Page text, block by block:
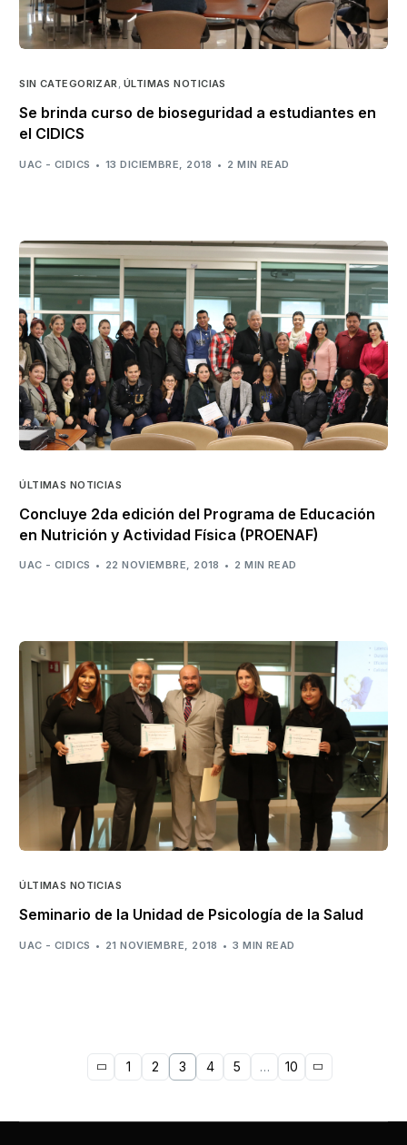
SIN CATEGORIZAR, ÚLTIMAS NOTICIAS
Se brinda curso de bioseguridad a estudiantes en
el CIDICS
UAC - CIDICS 13 DICIEMBRE, 2018 2 MIN READ
ÚLTIMAS NOTICIAS
Concluye 2da edición del Programa de Educación
en Nutrición y Actividad Física (PROENAF)
UAC - CIDICS 22 NOVIEMBRE, 2018 2 MIN READ
ÚLTIMAS NOTICIAS
Seminario de la Unidad de Psicología de la Salud
UAC - CIDICS 21 NOVIEMBRE, 2018 3 MIN READ
1 2 3 4 5 … 10